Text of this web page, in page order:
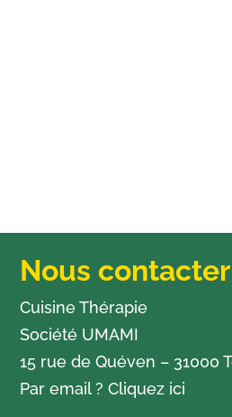
Nous contacter
Cuisine Thérapie
Société UMAMI
15 rue de Quéven – 31000
Par email ? Cliquez ici